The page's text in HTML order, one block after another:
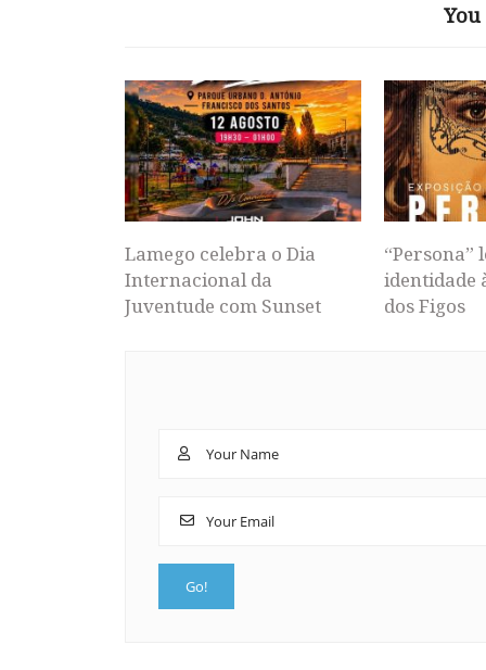
Lamego celebra o Dia
Internacional da
Juventude com Sunset
“Persona”
identidade
dos Figos